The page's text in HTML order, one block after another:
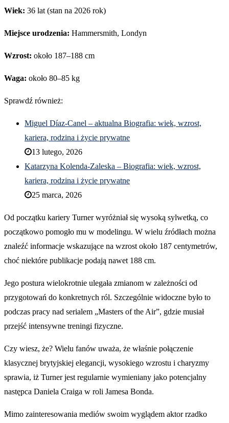
Wiek: 36 lat (stan na 2026 rok)
Miejsce urodzenia: Hammersmith, Londyn
Wzrost: około 187–188 cm
Waga: około 80–85 kg
Sprawdź również:
Miguel Díaz-Canel – aktualna Biografia: wiek, wzrost,
kariera, rodzina i życie prywatne
13 lutego, 2026
Katarzyna Kolenda-Zaleska – Biografia: wiek, wzrost,
kariera, rodzina i życie prywatne
25 marca, 2026
Od początku kariery Turner wyróżniał się wysoką sylwetką, co
początkowo pomogło mu w modelingu. W wielu źródłach można
znaleźć informacje wskazujące na wzrost około 187 centymetrów,
choć niektóre publikacje podają nawet 188 cm.
Jego postura wielokrotnie ulegała zmianom w zależności od
przygotowań do konkretnych ról. Szczególnie widoczne było to
podczas pracy nad serialem „Masters of the Air”, gdzie musiał
przejść intensywne treningi fizyczne.
Czy wiesz, że? Wielu fanów uważa, że właśnie połączenie
klasycznej brytyjskiej elegancji, wysokiego wzrostu i charyzmy
sprawia, iż Turner jest regularnie wymieniany jako potencjalny
następca Daniela Craiga w roli Jamesa Bonda.
Mimo zainteresowania mediów swoim wyglądem aktor rzadko